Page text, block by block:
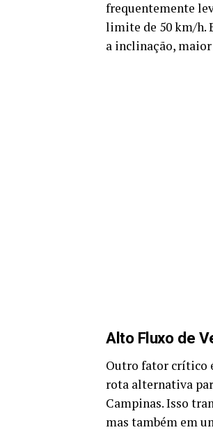
frequentemente
limite de 50 km/h.
a inclinação,
Alto Fluxo de
Outro fator crítico
rota alternativa
Campinas. Isso
mas também em